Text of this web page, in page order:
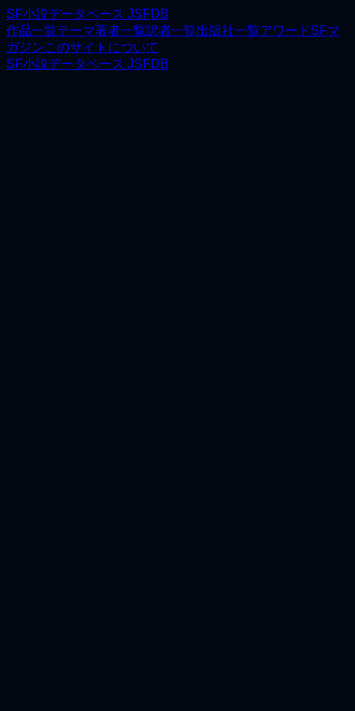
SF小説データベース JSFDB
作品一覧テーマ著者一覧訳者一覧出版社一覧アワードSFマ
ガジンこのサイトについて
SF小説データベース JSFDB